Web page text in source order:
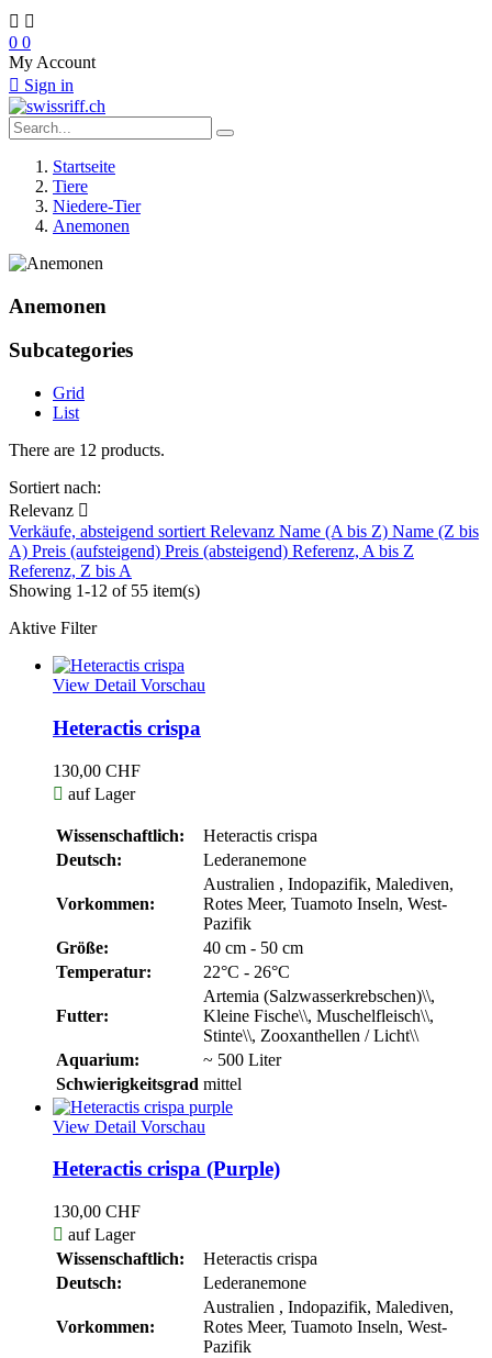
 
0 0
My Account
 Sign in
Startseite
Tiere
Niedere-Tier
Anemonen
Anemonen
Subcategories
Grid
List
There are 12 products.
Sortiert nach:
Relevanz 
Verkäufe, absteigend sortiert Relevanz Name (A bis Z) Name (Z bis
A) Preis (aufsteigend) Preis (absteigend) Referenz, A bis Z
Referenz, Z bis A
Showing 1-12 of 55 item(s)
Aktive Filter
View Detail Vorschau
Heteractis crispa
130,00 CHF
 auf Lager
Wissenschaftlich:
Heteractis crispa
Deutsch:
Lederanemone
Vorkommen:
Australien , Indopazifik, Malediven,
Rotes Meer, Tuamoto Inseln, West-
Pazifik
Größe:
40 cm - 50 cm
Temperatur:
22°C - 26°C
Futter:
Artemia (Salzwasserkrebschen)\\,
Kleine Fische\\, Muschelfleisch\\,
Stinte\\, Zooxanthellen / Licht\\
Aquarium:
~ 500 Liter
Schwierigkeitsgrad mittel
View Detail Vorschau
Heteractis crispa (Purple)
130,00 CHF
 auf Lager
Wissenschaftlich:
Heteractis crispa
Deutsch:
Lederanemone
Vorkommen:
Australien , Indopazifik, Malediven,
Rotes Meer, Tuamoto Inseln, West-
Pazifik